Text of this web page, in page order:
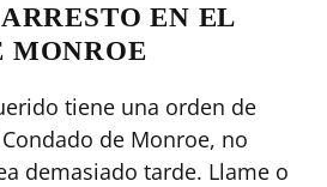
EN EL
MONROE
tiene una orden de
de Monroe, no
demasiado tarde. Llame o